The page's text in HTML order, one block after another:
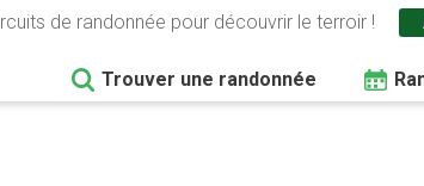
de randonnée pour découvrir le terroir !
Trouver une randonnée